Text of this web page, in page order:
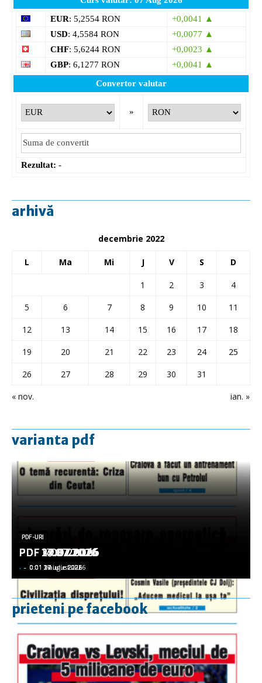
EUR: 5,2554 RON
+0,0041 ▲
USD: 4,5584 RON
+0,0077 ▲
CHF: 5,6244 RON
+0,0023 ▲
GBP: 6,1277 RON
+0,0041 ▲
Convertor valutar
»
Rezultat: -
arhivă
decembrie 2022
L Ma Mi J V S D
« nov. ian. »
1 2 3
4
5
6 7 8 9 10
11
12
13 14 15 16 17
18
19
20 21 22 23 24
25
26
27 28 29 30 31
varianta pdf
PDF-URI
PDF 3.08.2026
- - 0:01 3 august 2026
PDF-URI
PDF 29.07.2026
- - 0:01 29 iulie 2026
PDF-URI
PDF 27.07.2026
- - 0:01 27 iulie 2026
PDF-URI
PDF 17.07.2026
- - 0:01 17 iulie 2026
PDF-URI
PDF 14.07.2026
- - 0:01 14 iulie 2026
prieteni pe facebook